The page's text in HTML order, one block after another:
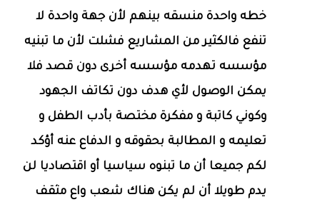
خطه واحدة منسقه بينهم لأن جهة واحدة لا
تنفع فالكثير من المشاريع فشلت لأن ما تبنيه
مؤسسه تهدمه مؤسسه أخرى دون قصد فلا
يمكن الوصول لأي هدف دون تكاتف الجهود
وكوني كاتبة و مفكرة مختصة بأدب الطفل و
تعليمه و المطالبة بحقوقه و الدفاع عنه أؤكد
لكم جميعا أن ما تبنوه سياسيا أو اقتصاديا لن
يدم طويلا أن لم يكن هناك شعب واع مثقف